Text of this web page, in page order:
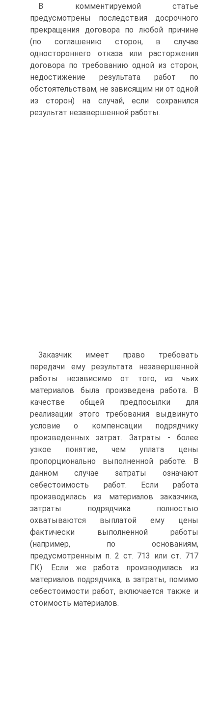
В комментируемой статье
предусмотрены последствия досрочного
прекращения договора по любой причине
(по соглашению сторон, в случае
одностороннего отказа или расторжения
договора по требованию одной из сторон,
недостижение результата работ по
обстоятельствам, не зависящим ни от одной
из сторон) на случай, если сохранился
результат незавершенной работы.
Заказчик имеет право требовать
передачи ему результата незавершенной
работы независимо от того, из чьих
материалов была произведена работа. В
качестве общей предпосылки для
реализации этого требования выдвинуто
условие о компенсации подрядчику
произведенных затрат. Затраты - более
узкое понятие, чем уплата цены
пропорционально выполненной работе. В
данном случае затраты означают
себестоимость работ. Если работа
производилась из материалов заказчика,
затраты подрядчика полностью
охватываются выплатой ему цены
фактически выполненной работы
(например, по основаниям,
предусмотренным п. 2 ст. 713 или ст. 717
ГК). Если же работа производилась из
материалов подрядчика, в затраты, помимо
себестоимости работ, включается также и
стоимость материалов.